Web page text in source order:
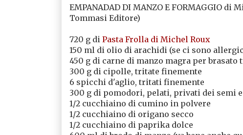
EMPANADAD DI MANZO E FORMAGGIO
Tommasi Editore)
720 g di Pasta Frolla di Michel Roux
150 ml di olio di arachidi (se ci sono
450 g di carne di manzo magra per brasato
300 g di cipolle, tritate finemente
6 spicchi d'aglio, tritati finemente
300 g di pomodori, pelati, privati dei semi
1/2 cucchiaino di cumino in polvere
1/2 cucchiaino di origano secco
1/2 cucchiaino di paprika dolce